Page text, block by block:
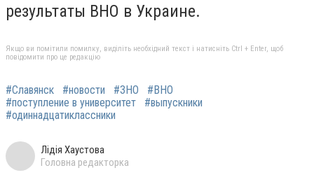
результаты ВНО в Украине.
Якщо ви помітили помилку, виділіть необхідний текст і натисніть Ctrl + Enter, щоб
повідомити про це редакцію
#Славянск #новости #ЗНО
#ВНО
#поступление в университет
#выпускники
#одиннадцатиклассники
Лідія Хаустова
Головна редакторка